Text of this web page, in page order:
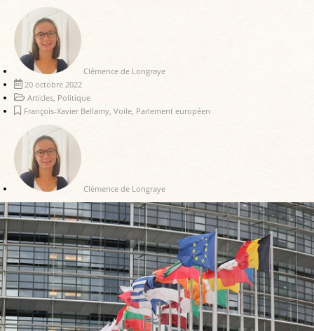
Clémence de Longraye
20 octobre 2022
Articles, Politique
François-Xavier Bellamy, Voile, Parlement européen
Clémence de Longraye